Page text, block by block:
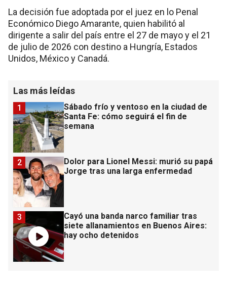
La decisión fue adoptada por el juez en lo Penal
Económico Diego Amarante, quien habilitó al
dirigente a salir del país entre el 27 de mayo y el 21
de julio de 2026 con destino a Hungría, Estados
Unidos, México y Canadá.
Las más leídas
Sábado frío y ventoso en la ciudad de
Santa Fe: cómo seguirá el fin de
semana
1
Dolor para Lionel Messi: murió su papá
Jorge tras una larga enfermedad
2
Cayó una banda narco familiar tras
siete allanamientos en Buenos Aires:
hay ocho detenidos
3